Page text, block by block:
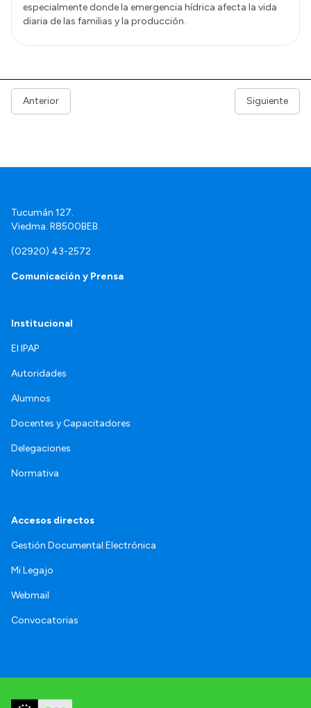
especialmente donde la emergencia hídrica afecta la vida
diaria de las familias y la producción.
Anterior Siguiente
Tucumán 127.
Viedma. R8500BEB.
(02920) 43-2572
Comunicación y Prensa
Institucional
El IPAP
Autoridades
Alumnos
Docentes y Capacitadores
Delegaciones
Normativa
Accesos directos
Gestión Documental Electrónica
Mi Legajo
Webmail
Convocatorias